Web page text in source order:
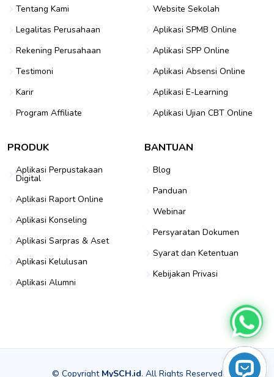
Tentang Kami
Legalitas Perusahaan
Rekening Perusahaan
Testimoni
Karir
Program Affiliate
Website Sekolah
Aplikasi SPMB Online
Aplikasi SPP Online
Aplikasi Absensi Online
Aplikasi E-Learning
Aplikasi Ujian CBT Online
PRODUK
Aplikasi Perpustakaan
Digital
Aplikasi Raport Online
Aplikasi Konseling
Aplikasi Sarpras & Aset
Aplikasi Kelulusan
Aplikasi Alumni
BANTUAN
Blog
Panduan
Webinar
Persyaratan Dokumen
Syarat dan Ketentuan
Kebijakan Privasi
© Copyright MySCH.id. All Rights Reserved